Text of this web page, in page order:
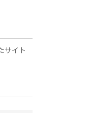
サイト